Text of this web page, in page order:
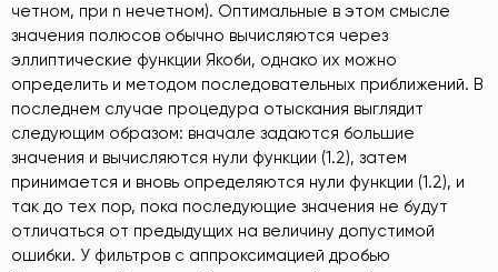
четном, при n нечетном). Оптимальные в этом смысле
значения полюсов обычно вычисляются через
эллиптические функции Якоби, однако их можно
определить и методом последовательных приближений. В
последнем случае процедура отыскания выглядит
следующим образом: вначале задаются большие
значения и вычисляются нули функции (1.2), затем
принимается и вновь определяются нули функции (1.2), и
так до тех пор, пока последующие значения не будут
отличаться от предыдущих на величину допустимой
ошибки. У фильтров с аппроксимацией дробью